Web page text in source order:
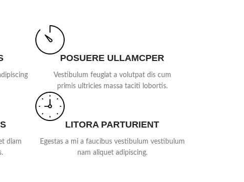
diam
POSUERE ULLAMCPER
Vestibulum feugiat a volutpat dis cum
primis ultricies massa taciti lobortis.
LITORA PARTURIENT
Egestas a mi a faucibus vestibulum vestibulum
nam aliquet adipiscing.